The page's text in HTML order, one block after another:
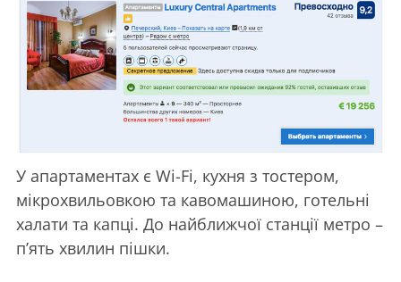
У апартаментах є Wi-Fi, кухня з тостером,
мікрохвильовкою та кавомашиною, готельні
халати та капці. До найближчої станції метро –
п’ять хвилин пішки.